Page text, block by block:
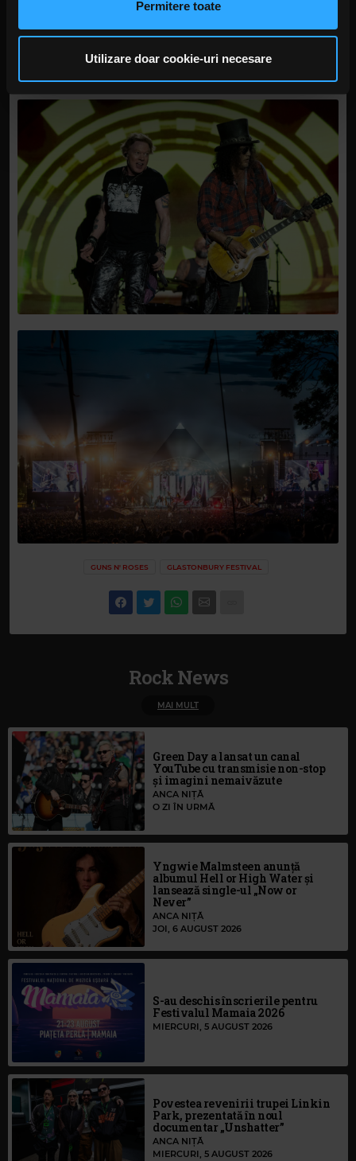
privire la modul în care folosiți site-ul nostru. Aceștia le
pot combina cu alte informații oferite de dvs. sau culese
continuați să utilizați website-ul nostru, sunteți de acord
cu utilizarea modulelor noastre cookie.
Permitere toate
Utilizare doar cookie-uri necesare
GUNS N' ROSES GLASTONBURY FESTIVAL
Rock News
MAI MULT
Green Day a lansat un canal
YouTube cu transmisie non-stop
și imagini nemaivăzute
ANCA NIȚĂ
O ZI ÎN URMĂ
Yngwie Malmsteen anunță
albumul Hell or High Water și
lansează single-ul „Now or
Never”
ANCA NIȚĂ
JOI, 6 AUGUST 2026
S-au deschis înscrierile pentru
Festivalul Mamaia 2026
MIERCURI, 5 AUGUST 2026
Povestea revenirii trupei Linkin
Park, prezentată în noul
documentar „Unshatter”
ANCA NIȚĂ
MIERCURI, 5 AUGUST 2026